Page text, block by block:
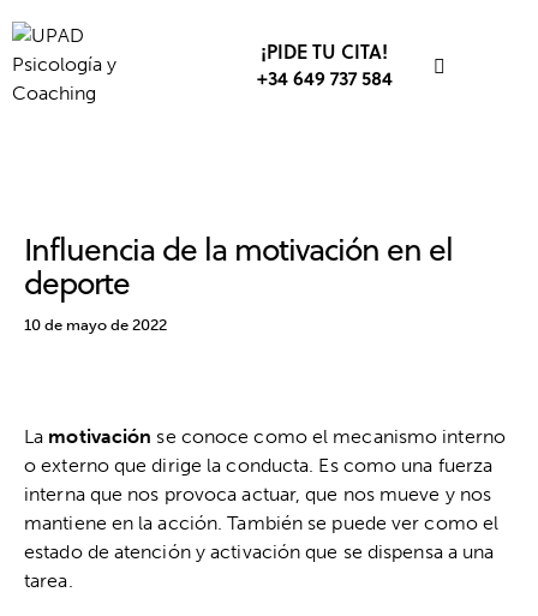
¡PIDE TU CITA!
+34 649 737 584
Influencia de la motivación en el
deporte
10 de mayo de 2022
La motivación se conoce como el mecanismo interno
o externo que dirige la conducta. Es como una fuerza
interna que nos provoca actuar, que nos mueve y nos
mantiene en la acción. También se puede ver como el
estado de atención y activación que se dispensa a una
tarea.